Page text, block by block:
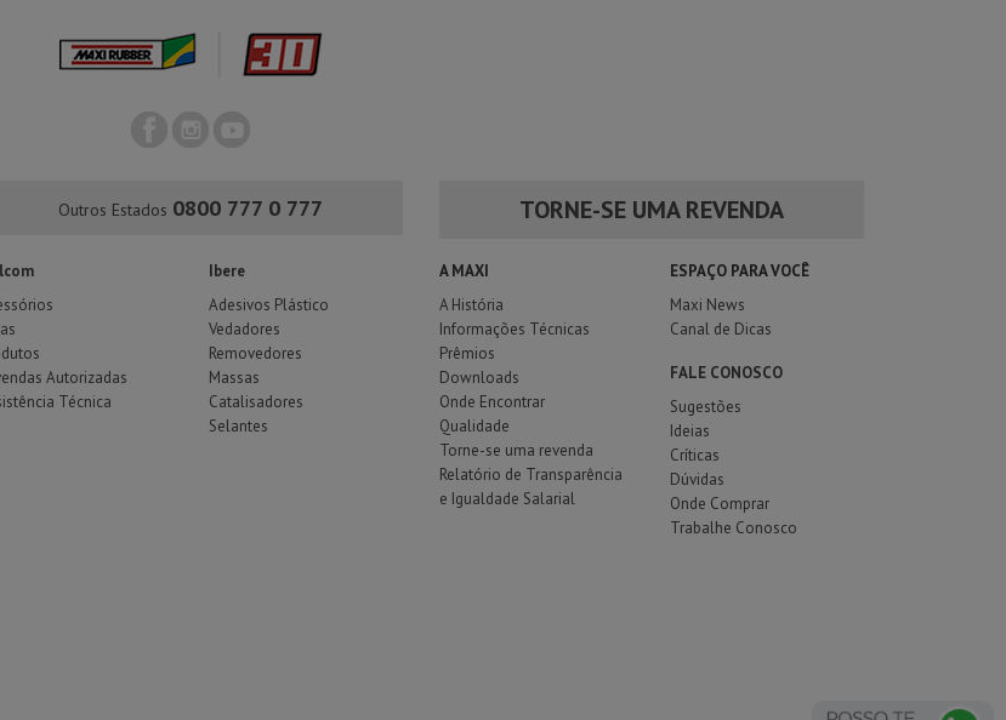
Outros Estados 0800 777 0 777 TORNE-SE UMA REVENDA
Autorizadas
Técnica
Ibere
Adesivos Plástico
Vedadores
Removedores
Massas
Catalisadores
Selantes
A MAXI
A História
Informações Técnicas
Prêmios
Downloads
Onde Encontrar
Qualidade
Torne-se uma revenda
Relatório de Transparência
e Igualdade Salarial
ESPAÇO PARA VOCÊ
Maxi News
Canal de Dicas
FALE CONOSCO
Sugestões
Ideias
Críticas
Dúvidas
Onde Comprar
Trabalhe Conosco